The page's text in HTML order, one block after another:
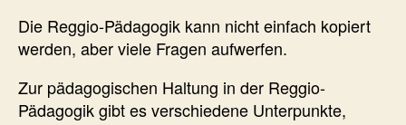
Die Reggio-Pädagogik kann nicht einfach kopiert
werden, aber viele Fragen aufwerfen.
Zur pädagogischen Haltung in der Reggio-
Pädagogik gibt es verschiedene Unterpunkte,